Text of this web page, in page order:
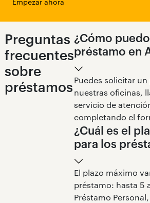
Preguntas
frecuentes
sobre
préstamos
¿Cómo
préstamo en
Puedes solicitar
nuestras oficinas,
servicio de
completando el
¿Cuál es el
para los
El plazo máximo
préstamo: hasta 5
Préstamo